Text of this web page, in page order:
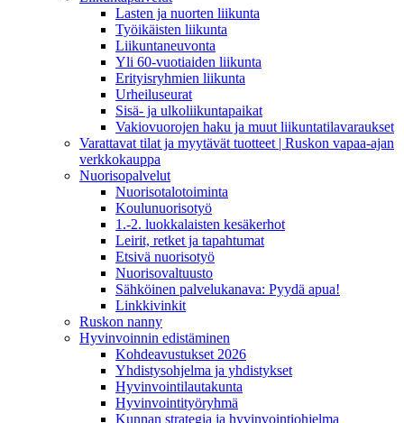
Lasten ja nuorten liikunta
Työikäisten liikunta
Liikuntaneuvonta
Yli 60-vuotiaiden liikunta
Erityisryhmien liikunta
Urheiluseurat
Sisä- ja ulkoliikuntapaikat
Vakiovuorojen haku ja muut liikuntatilavaraukset
Varattavat tilat ja myytävät tuotteet | Ruskon vapaa-ajan
verkkokauppa
Nuorisopalvelut
Nuorisotalotoiminta
Koulunuorisotyö
1.-2. luokkalaisten kesäkerhot
Leirit, retket ja tapahtumat
Etsivä nuorisotyö
Nuorisovaltuusto
Sähköinen palvelukanava: Pyydä apua!
Linkkivinkit
Ruskon nanny
Hyvinvoinnin edistäminen
Kohdeavustukset 2026
Yhdistysohjelma ja yhdistykset
Hyvinvointilautakunta
Hyvinvointityöryhmä
Kunnan strategia ja hyvinvointiohjelma